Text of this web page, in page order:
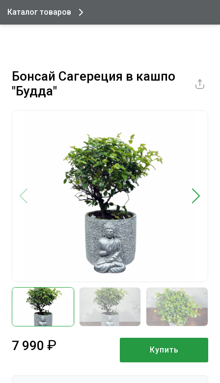
Каталог товаров
Бонсай Сагереция в кашпо
"Будда"
7 990 Купить